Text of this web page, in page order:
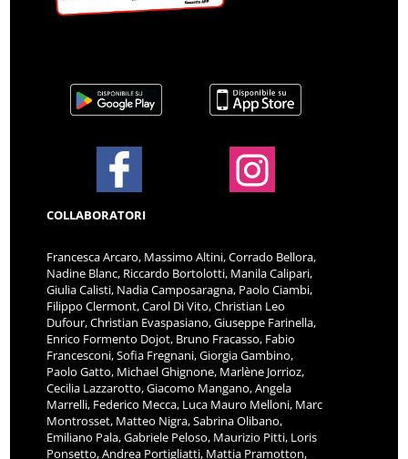
COLLABORATORI
Francesca Arcaro, Massimo Altini, Corrado Bellora,
Nadine Blanc, Riccardo Bortolotti, Manila Calipari,
Giulia Calisti, Nadia Camposaragna, Paolo Ciambi,
Filippo Clermont, Carol Di Vito, Christian Leo
Dufour, Christian Evaspasiano, Giuseppe Farinella,
Enrico Formento Dojot, Bruno Fracasso, Fabio
Francesconi, Sofia Fregnani, Giorgia Gambino,
Paolo Gatto, Michael Ghignone, Marlène Jorrioz,
Cecilia Lazzarotto, Giacomo Mangano, Angela
Marrelli, Federico Mecca, Luca Mauro Melloni, Marc
Montrosset, Matteo Nigra, Sabrina Olibano,
Emiliano Pala, Gabriele Peloso, Maurizio Pitti, Loris
Ponsetto, Andrea Portigliatti, Mattia Pramotton,